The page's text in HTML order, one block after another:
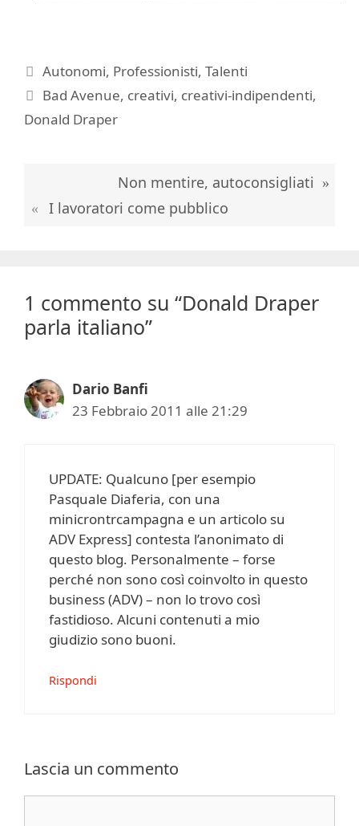
Categorie
Autonomi, Professionisti,Talenti
Tag
Bad Avenue, creativi, creativi-indipendenti,
Donald Draper
Non mentire, autoconsigliati
I lavoratori come pubblico
1 commento su “Donald Draper
parla italiano”
Dario Banfi
23 Febbraio 2011 alle 21:29
UPDATE: Qualcuno [per esempio
Pasquale Diaferia, con una
minicrontrcampagna e un articolo su
ADV Express] contesta l’anonimato di
questo blog. Personalmente – forse
perché non sono così coinvolto in questo
business (ADV) – non lo trovo così
fastidioso. Alcuni contenuti a mio
giudizio sono buoni.
Rispondi
Lascia un commento